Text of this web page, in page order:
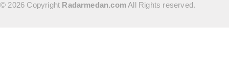
© 2026 Copyright Radarmedan.comAll Rights reserved.